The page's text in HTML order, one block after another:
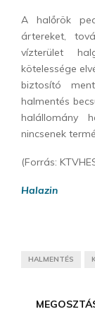
A halőrök
ártereket,
vízterület
kötelessége
biztosító
halmentés
halállomány
nincsenek
(Forrás:
Halazin
HALMENTÉS